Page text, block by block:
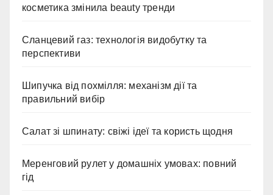
косметика змінила beauty тренди
Сланцевий газ: технологія видобутку та
перспективи
Шипучка від похмілля: механізм дії та
правильний вибір
Салат зі шпинату: свіжі ідеї та користь щодня
Меренговий рулет у домашніх умовах: повний
гід